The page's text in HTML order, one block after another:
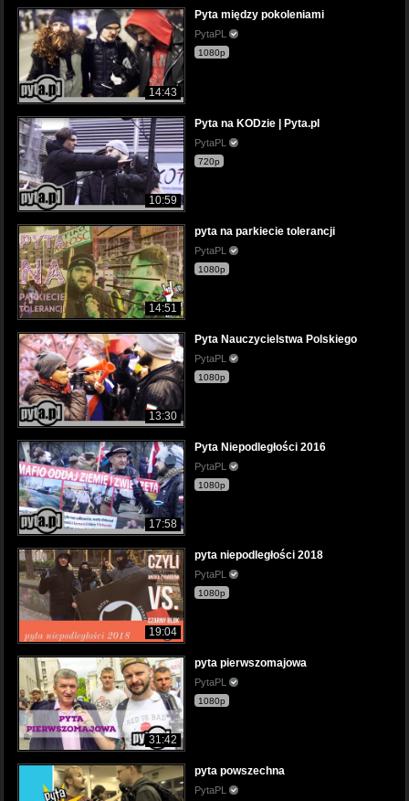
14:43
Pyta między pokoleniami
PytaPL
1080p
10:59
Pyta na KODzie | Pyta.pl
PytaPL
720p
14:51
pyta na parkiecie tolerancji
PytaPL
1080p
13:30
Pyta Nauczycielstwa Polskiego
PytaPL
1080p
17:58
Pyta Niepodległości 2016
PytaPL
1080p
19:04
pyta niepodległości 2018
PytaPL
1080p
31:42
pyta pierwszomajowa
PytaPL
1080p
pyta powszechna
PytaPL